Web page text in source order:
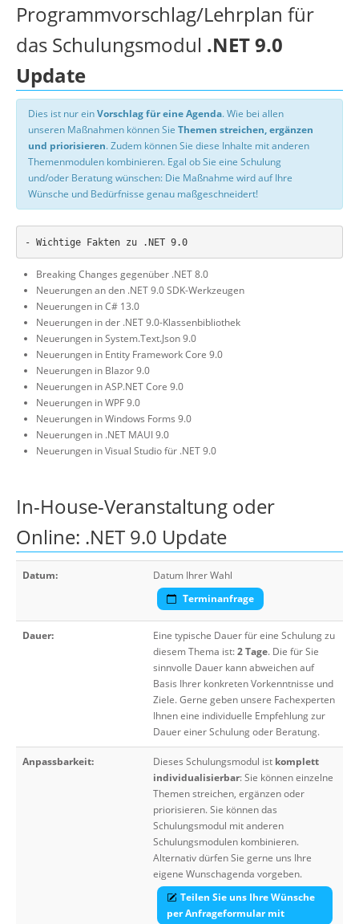
Programmvorschlag/Lehrplan für
das Schulungsmodul .NET 9.0
Update
Dies ist nur einVorschlag für eine Agenda. Wie bei allen
unseren Maßnahmen können Sie Themen streichen, ergänzen
und priorisieren. Zudem können Sie diese Inhalte mit anderen
Themenmodulen kombinieren. Egal ob Sie eine Schulung
und/oder Beratung wünschen: Die Maßnahme wird auf Ihre
Wünsche und Bedürfnisse genau maßgeschneidert!
Breaking Changes gegenüber .NET 8.0
Neuerungen an den .NET 9.0 SDK-Werkzeugen
Neuerungen in C# 13.0
Neuerungen in der .NET 9.0-Klassenbibliothek
Neuerungen in System.Text.Json 9.0
Neuerungen in Entity Framework Core 9.0
Neuerungen in Blazor 9.0
Neuerungen in ASP.NET Core 9.0
Neuerungen in WPF 9.0
Neuerungen in Windows Forms 9.0
Neuerungen in .NET MAUI 9.0
Neuerungen in Visual Studio für .NET 9.0
In-House-Veranstaltung oder
Online: .NET 9.0 Update
Datum:
Datum Ihrer Wahl
Terminanfrage
Dauer:
Eine typische Dauer für eine Schulung zu
diesem Thema ist:2 Tage. Die für Sie
sinnvolle Dauer kann abweichen auf
Basis Ihrer konkreten Vorkenntnisse und
Ziele. Gerne geben unsere Fachexperten
Ihnen eine individuelle Empfehlung zur
Dauer einer Schulung oder Beratung.
Anpassbarkeit: Dieses Schulungsmodul ist komplett
individualisierbar: Sie können einzelne
Themen streichen, ergänzen oder
priorisieren. Sie können das
Schulungsmodul mit anderen
Schulungsmodulen kombinieren.
Alternativ dürfen Sie gerne uns Ihre
eigene Wunschagenda vorgeben.
Teilen Sie uns Ihre Wünsche
per Anfrageformular mit